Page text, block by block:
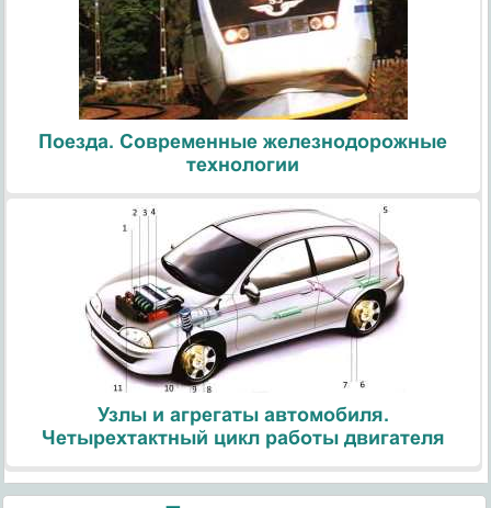
Поезда. Современные железнодорожные
технологии
Узлы и агрегаты автомобиля.
Четырехтактный цикл работы двигателя